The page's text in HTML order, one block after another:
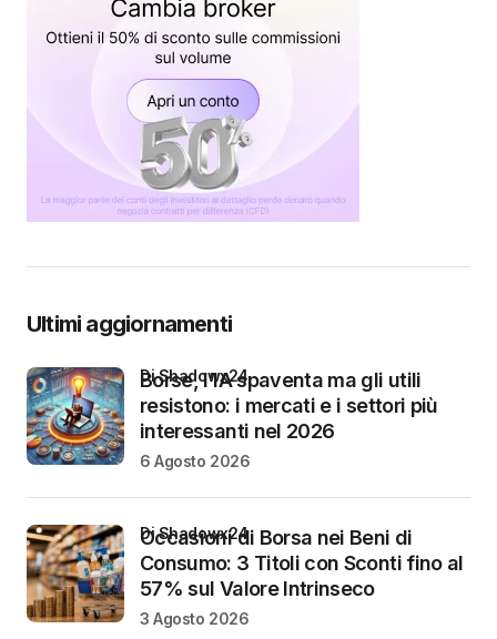
Ultimi aggiornamenti
Borse, l’IA spaventa ma gli utili
resistono: i mercati e i settori più
interessanti nel 2026
di Shadowx24
6 Agosto 2026
Occasioni di Borsa nei Beni di
Consumo: 3 Titoli con Sconti fino al
57% sul Valore Intrinseco
di Shadowx24
3 Agosto 2026